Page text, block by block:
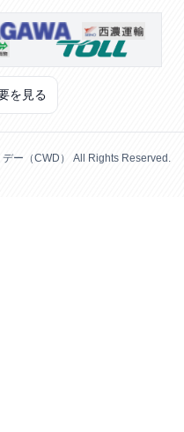
を見る
ー（CWD） All Rights Reserved.